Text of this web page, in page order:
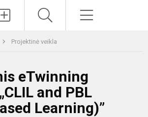
Projektinė veikla
eTwinning
and PBL
Learning)”